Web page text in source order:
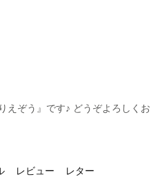
えぞう』です♪ どうぞよろしくお
レビュー レター